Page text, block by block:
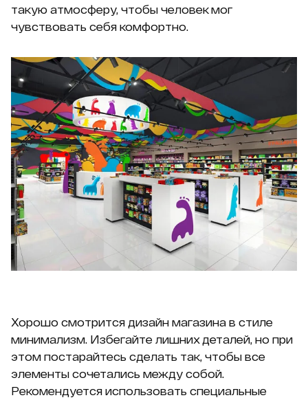
такую атмосферу, чтобы человек мог
чувствовать себя комфортно.
Хорошо смотрится дизайн магазина в стиле
минимализм. Избегайте лишних деталей, но при
этом постарайтесь сделать так, чтобы все
элементы сочетались между собой.
Рекомендуется использовать специальные